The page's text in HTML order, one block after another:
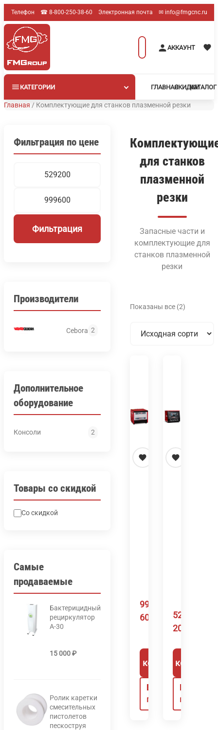
Перейти
к
содержимому
Телефон ☎︎ 8-800-250-38-60 Электронная почта ✉︎ info@fmgcnc.ru
Поиск
товаров
АККАУНТ
КАТЕГОРИИ ГЛАВНАЯ КАТАЛОГ
СКИДКИ
Главная / Комплектующие для станков плазменной резки
Фильтрация по цене
Фильтрация
Производители
Cebora 2
Дополнительное
оборудование
Консоли 2
Товары со скидкой
Со скидкой
Самые
продаваемые
Бактерицидный
рециркулятор
А-30
15 000₽
Ролик каретки
смесительных
пистолетов
пескоструя
для станков
плазменной
резки
Запасные части и
комплектующие для
станков плазменной
резки
Показаны все (2)
999
600
В корзину
Быстрый
просмотр
529
200
В корзину
просмотр